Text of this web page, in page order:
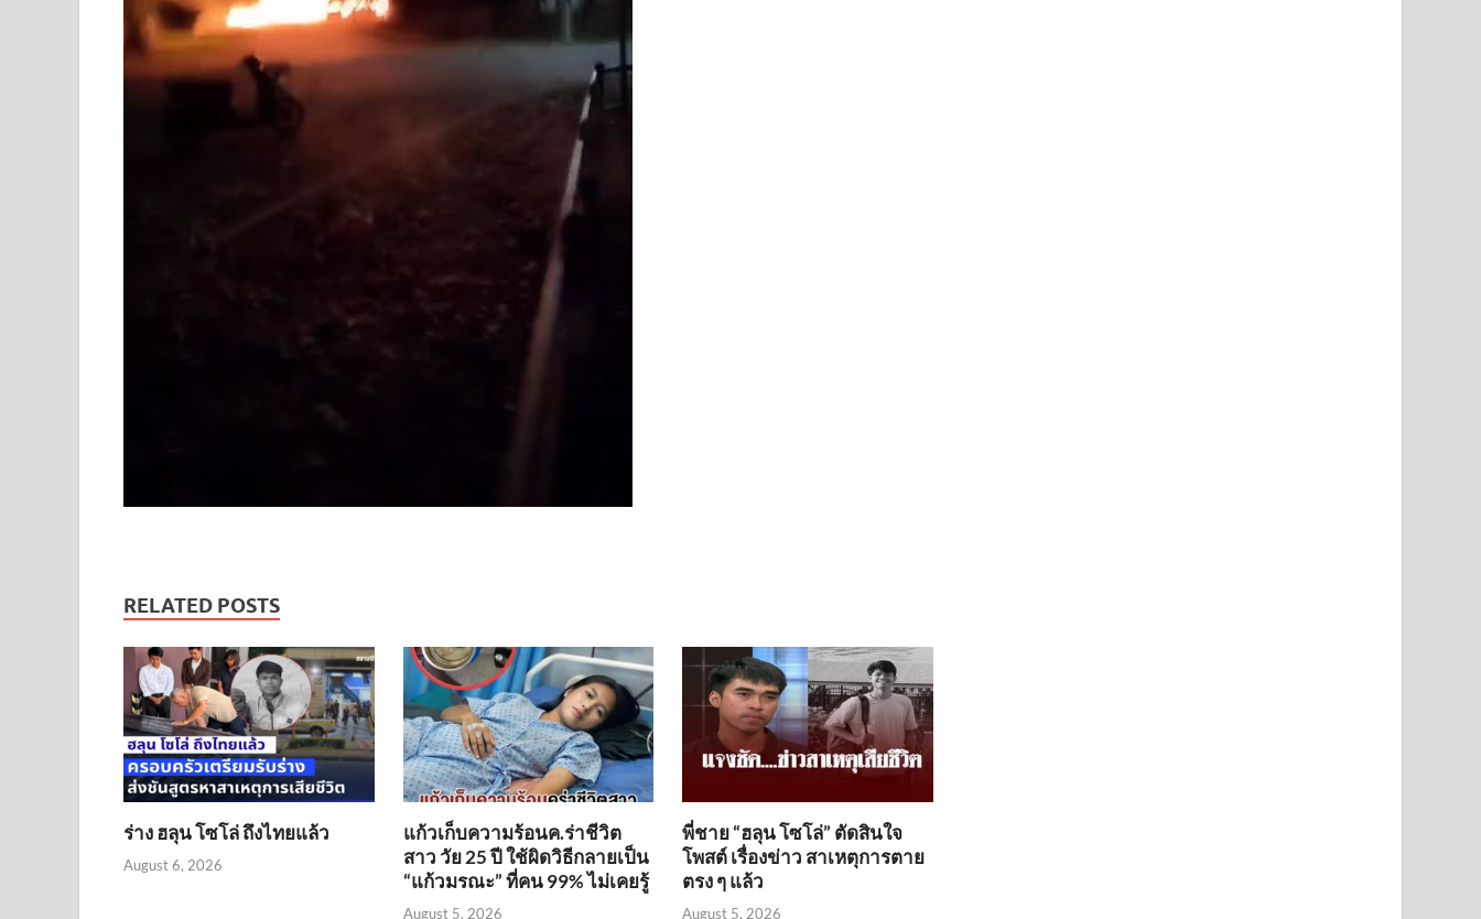
RELATED POSTS
ร่าง ฮลุน โซโล่ ถึงไทยแล้ว
August 6, 2026
แก้วเก็บความร้อนค.ร่าชีวิต
สาว วัย 25 ปี ใช้ผิดวิธีกลายเป็น
“แก้วมรณะ” ที่คน 99% ไม่เคยรู้
August 5, 2026
พี่ชาย “ฮลุน โซโล่” ตัดสินใจ
โพสต์ เรื่องข่าว สาเหตุการตาย
ตรง ๆ แล้ว
August 5, 2026